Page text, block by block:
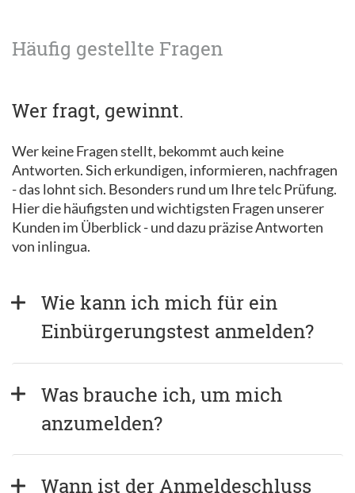
Häufig gestellte Fragen
Wer fragt, gewinnt.
Wer keine Fragen stellt, bekommt auch keine
Antworten. Sich erkundigen, informieren, nachfragen
- das lohnt sich. Besonders rund um Ihre telc Prüfung.
Hier die häufigsten und wichtigsten Fragen unserer
Kunden im Überblick - und dazu präzise Antworten
von inlingua.
Wie kann ich mich für ein
Einbürgerungstest anmelden?
Was brauche ich, um mich
anzumelden?
Wann ist der Anmeldeschluss